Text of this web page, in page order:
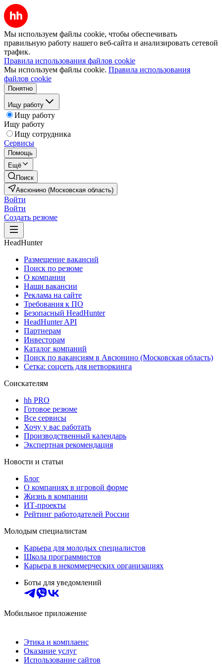
Мы используем файлы cookie, чтобы обеспечивать
правильную работу нашего веб-сайта и анализировать сетевой
трафик.
Правила использования файлов cookie
Мы используем файлы cookie. Правила использования
файлов cookie
Понятно
Ищу работу
Ищу работу
Ищу работу
Ищу сотрудника
Сервисы
Помощь
Ещё
Поиск
Авсюнино (Московская область)
Войти
Войти
Создать резюме
HeadHunter
Размещение вакансий
Поиск по резюме
О компании
Наши вакансии
Реклама на сайте
Требования к ПО
Безопасный HeadHunter
HeadHunter API
Партнерам
Инвесторам
Каталог компаний
Поиск по вакансиям в Авсюнино (Московская область)
Сетка: соцсеть для нетворкинга
Соискателям
hh PRO
Готовое резюме
Все сервисы
Хочу у вас работать
Производственный календарь
Экспертная рекомендация
Новости и статьи
Блог
О компаниях в игровой форме
Жизнь в компании
ИТ-проекты
Рейтинг работодателей России
Молодым специалистам
Карьера для молодых специалистов
Школа программистов
Карьера в некоммерческих организациях
Боты для уведомлений
Мобильное приложение
Этика и комплаенс
Оказание услуг
Использование сайтов